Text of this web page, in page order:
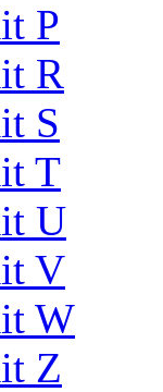
P
R
S
T
U
V
W
Z